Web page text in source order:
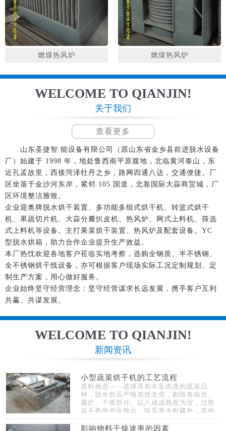
燃煤热风炉 燃煤热风炉
WELCOME TO QIANJIN!
关于我们
查看更多
山东圣捷智 能设备有限公司（原山东省金乡县前进脱水设备
厂）始建于 1998 年，地处鲁西南平原腹地，北临黄河泰山，东
近孔孟故里，西接菏泽牡丹之乡，路网四通八达，交通便捷。厂
区坐落于金沙河东岸，紧邻 105 国道，北靠国际大蒜商贸城，厂
区环境整洁雅致。
企业迎奥牌脱水烘干装置、多功能多组式烘干机、转篮式烘干
机、果蔬切片机、大蒜分瓣扒皮机、热风炉、网式上料机、筛选
式上料机等设备。主打果菜烘干装置、热风炉及配套设备。YC
型脱水烘箱，助力合作企业提升生产效益。
本厂热忱欢迎各地客户莅临实地考察，选购全钢质、半不锈钢、
全不锈钢烘干线设备，亦可根据客户现场实际工况定制规划、定
制生产方案，用心做好服务。
企业始终坚守经营理念：坚守经营谋求长远发展，携手客户互利
共赢、共谋发展。
WELCOME TO QIANJIN!
新闻资讯
小型蔬菜烘干机的工艺流程
原料挑选——选择具有丰富肉质的蔬菜品
种，脱水前应严格选优去劣，剔除有病虫、
腐烂、干瘪部分。以八成成熟度为宜，过熟
或不熟的亦应挑出，除瓜类去籽瓤外，其他
类型蔬菜可用清水冲洗干净......
影响物料干燥速率的因素